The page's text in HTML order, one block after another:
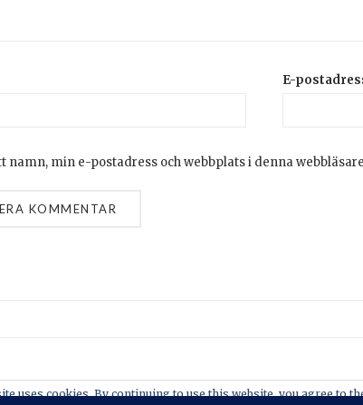
E-
namn, min e-postadress och webbplats i denna
2026 ©
uses cookies. By continuing to use this website, you agree to